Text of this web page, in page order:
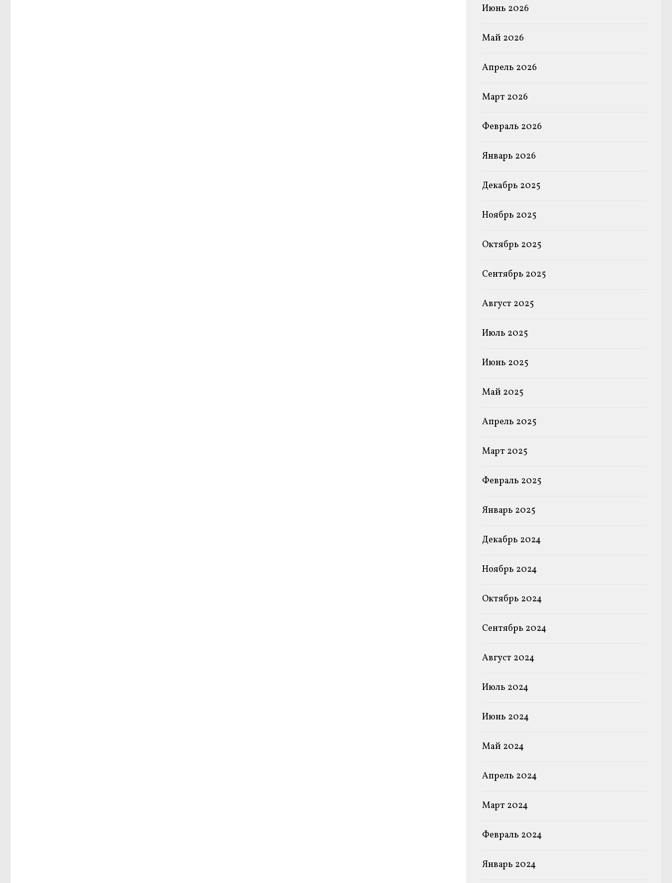
Июнь 2026
Май 2026
Апрель 2026
Март 2026
Февраль 2026
Январь 2026
Декабрь 2025
Ноябрь 2025
Октябрь 2025
Сентябрь 2025
Август 2025
Июль 2025
Июнь 2025
Май 2025
Апрель 2025
Март 2025
Февраль 2025
Январь 2025
Декабрь 2024
Ноябрь 2024
Октябрь 2024
Сентябрь 2024
Август 2024
Июль 2024
Июнь 2024
Май 2024
Апрель 2024
Март 2024
Февраль 2024
Январь 2024